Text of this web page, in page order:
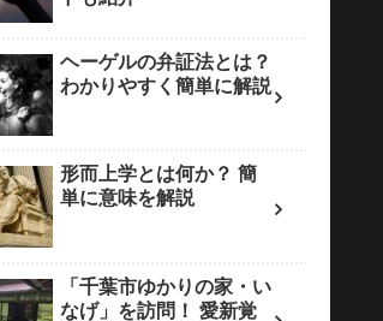
ヘーゲルの弁証法とは？
わかりやすく簡単に解説
形而上学とは何か？ 簡
単に意味を解説
「千葉市ゆかりの家・い
なげ」を訪問！ 愛新覚